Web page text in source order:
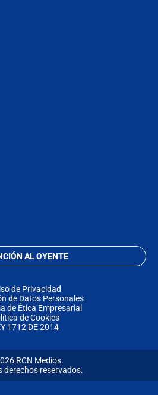
AL OYENTE
de Privacidad
de Datos Personales
de Ética Empresarial
de Cookies
1712 DE 2014
RCN Medios.
derechos reservados.